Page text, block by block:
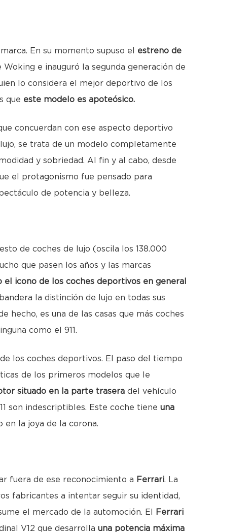
En su momento supuso el estreno de
e inauguró la segunda generación de
lo considera el mejor deportivo de los
que este modelo es apoteósico.
concuerdan con ese aspecto deportivo
se trata de un modelo completamente
y sobriedad. Al fin y al cabo, desde
el protagonismo fue pensado para
de potencia y belleza.
de coches de lujo (oscila los 138.000
que pasen los años y las marcas
el icono de los coches deportivos en general
la distinción de lujo en todas sus
hecho, es una de las casas que más coches
como el 911.
los coches deportivos. El paso del tiempo
de los primeros modelos que le
situado en la parte trasera del vehículo
son indescriptibles. Este coche tiene una
en la joya de la corona.
fuera de ese reconocimiento a Ferrari. La
fabricantes a intentar seguir su identidad,
el mercado de la automoción. El
Ferrari
V12 que desarrolla una potencia máxima